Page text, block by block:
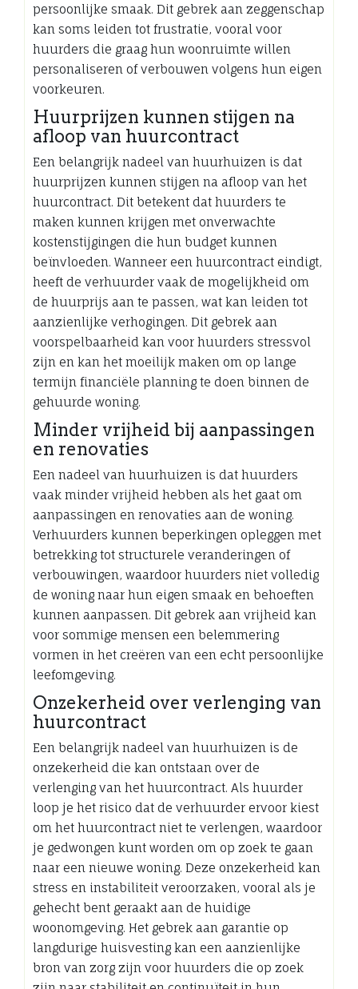
persoonlijke smaak. Dit gebrek aan zeggenschap
kan soms leiden tot frustratie, vooral voor
huurders die graag hun woonruimte willen
personaliseren of verbouwen volgens hun eigen
voorkeuren.
Huurprijzen kunnen stijgen na
afloop van huurcontract
Een belangrijk nadeel van huurhuizen is dat
huurprijzen kunnen stijgen na afloop van het
huurcontract. Dit betekent dat huurders te
maken kunnen krijgen met onverwachte
kostenstijgingen die hun budget kunnen
beïnvloeden. Wanneer een huurcontract eindigt,
heeft de verhuurder vaak de mogelijkheid om
de huurprijs aan te passen, wat kan leiden tot
aanzienlijke verhogingen. Dit gebrek aan
voorspelbaarheid kan voor huurders stressvol
zijn en kan het moeilijk maken om op lange
termijn financiële planning te doen binnen de
gehuurde woning.
Minder vrijheid bij aanpassingen
en renovaties
Een nadeel van huurhuizen is dat huurders
vaak minder vrijheid hebben als het gaat om
aanpassingen en renovaties aan de woning.
Verhuurders kunnen beperkingen opleggen met
betrekking tot structurele veranderingen of
verbouwingen, waardoor huurders niet volledig
de woning naar hun eigen smaak en behoeften
kunnen aanpassen. Dit gebrek aan vrijheid kan
voor sommige mensen een belemmering
vormen in het creëren van een echt persoonlijke
leefomgeving.
Onzekerheid over verlenging van
huurcontract
Een belangrijk nadeel van huurhuizen is de
onzekerheid die kan ontstaan over de
verlenging van het huurcontract. Als huurder
loop je het risico dat de verhuurder ervoor kiest
om het huurcontract niet te verlengen, waardoor
je gedwongen kunt worden om op zoek te gaan
naar een nieuwe woning. Deze onzekerheid kan
stress en instabiliteit veroorzaken, vooral als je
gehecht bent geraakt aan de huidige
woonomgeving. Het gebrek aan garantie op
langdurige huisvesting kan een aanzienlijke
bron van zorg zijn voor huurders die op zoek